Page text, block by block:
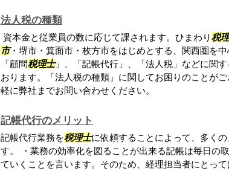
法人税の種類
資本金と従業員の数に応じて課されます。ひまわり税
市・堺市・箕面市・枚方市をはじめとする、関西圏を中
「顧問税理士」、「記帳代行」、「法人税」などに関す
おります。「法人税の種類」に関してお困りのことが
軽に弊社までお問い合わせください。
記帳代行のメリット
記帳代行業務を税理士に依頼することによって、多く
す。 ・業務の効率化を図ることが出来る記帳は毎日の
ていくことを言います。そのため、経理担当者にとっ